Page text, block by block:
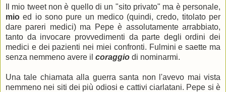
Il mio tweet non è quello di un "sito privato" ma è personale,
mio ed io sono pure un medico (quindi, credo, titolato per
dare pareri medici) ma Pepe è assolutamente arrabbiato,
tanto da invocare provvedimenti da parte degli ordini dei
medici e dei pazienti nei miei confronti. Fulmini e saette ma
senza nemmeno avere il coraggio di nominarmi.
Una tale chiamata alla guerra santa non l'avevo mai vista
nemmeno nei siti dei più odiosi e cattivi ciarlatani. Pepe si è